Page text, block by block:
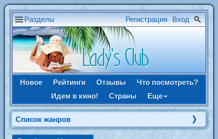
Разделы Регистрация • Вход
Новое Рейтинги Отзывы
Что посмотреть?
Идем в кино!
Страны Еще
Список жанров